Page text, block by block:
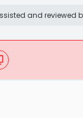
and reviewed